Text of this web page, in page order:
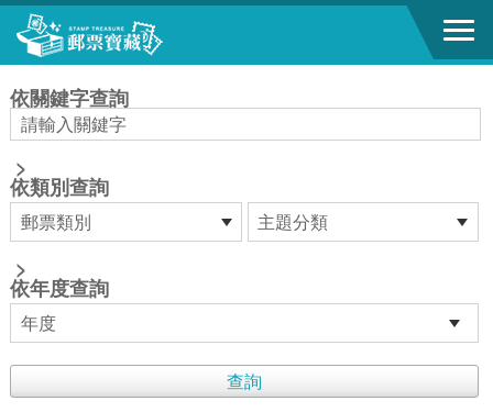
跳到主要內容區塊
依關鍵字查詢
>
依類別查詢
>
依年度查詢